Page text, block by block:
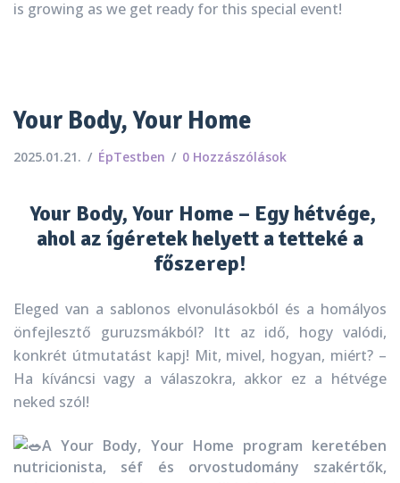
is growing as we get ready for this special event!
Your Body, Your Home
2025.01.21. ÉpTestben 0 Hozzászólások
Your Body, Your Home – Egy hétvége,
ahol az ígéretek helyett a tetteké a
főszerep!
Eleged van a sablonos elvonulásokból és a homályos
önfejlesztő guruzsmákból? Itt az idő, hogy valódi,
konkrét útmutatást kapj! Mit, mivel, hogyan, miért? –
Ha kíváncsi vagy a válaszokra, akkor ez a hétvége
neked szól!
A Your Body, Your Home program keretében
nutricionista, séf és orvostudomány szakértők,